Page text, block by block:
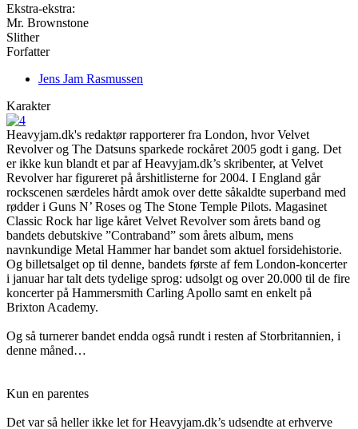
Ekstra-ekstra:
Mr. Brownstone
Slither
Forfatter
Jens Jam Rasmussen
Karakter
Heavyjam.dk's redaktør rapporterer fra London, hvor Velvet
Revolver og The Datsuns sparkede rockåret 2005 godt i gang. Det
er ikke kun blandt et par af Heavyjam.dk’s skribenter, at Velvet
Revolver har figureret på årshitlisterne for 2004. I England går
rockscenen særdeles hårdt amok over dette såkaldte superband med
rødder i Guns N’ Roses og The Stone Temple Pilots. Magasinet
Classic Rock har lige kåret Velvet Revolver som årets band og
bandets debutskive ”Contraband” som årets album, mens
navnkundige Metal Hammer har bandet som aktuel forsidehistorie.
Og billetsalget op til denne, bandets første af fem London-koncerter
i januar har talt dets tydelige sprog: udsolgt og over 20.000 til de fire
koncerter på Hammersmith Carling Apollo samt en enkelt på
Brixton Academy.
Og så turnerer bandet endda også rundt i resten af Storbritannien, i
denne måned…
Kun en parentes
Det var så heller ikke let for Heavyjam.dk’s udsendte at erhverve